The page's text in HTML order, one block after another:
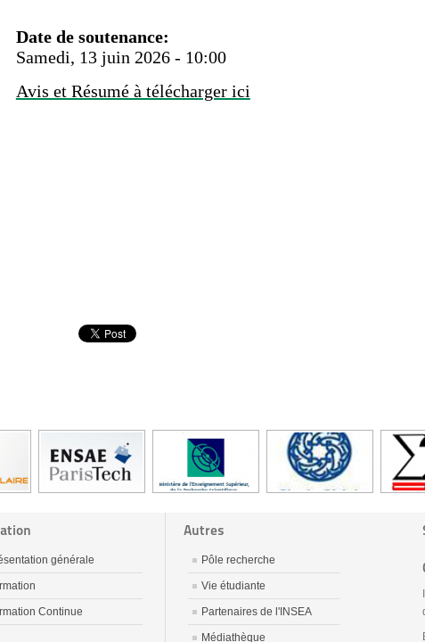
Date de soutenance:
Samedi, 13 juin 2026 - 10:00
Avis et Résumé à télécharger ici
générale
Continue
Autres
Pôle recherche
Vie étudiante
Partenaires de l'INSEA
Médiathèque